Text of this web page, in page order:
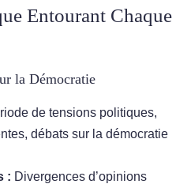
Entourant Chaque
la Démocratie
de tensions politiques,
débats sur la démocratie
: Divergences d’opinions